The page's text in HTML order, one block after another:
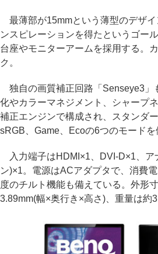
最薄部が15mmという薄型のデザイ
ンスピレーションを得たというゴー
台座やモニターアームを採用する。
ク。
独自の画質補正回路「Senseye3」
化やカラーマネジメント、シャープ
補正エンジンで構成され、スタンダ
sRGB、Game、Ecoの6つのモードを
入力端子はHDMI×1、DVI-D×1、ア
ン)×1。電源はACアダプタで、消費
度のチルト機能も備えている。外形
3.89mm(幅×奥行き×高さ)、重量は約